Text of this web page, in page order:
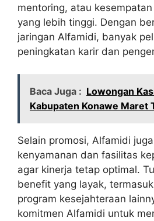
mentoring, atau
yang lebih tinggi. Dengan
jaringan Alfamidi, banyak
peningkatan karir dan
Baca Juga : Lowongan
Kabupaten Konawe Maret
Selain promosi, Alfamidi
kenyamanan dan fasilitas
agar kinerja tetap optimal.
benefit yang layak,
program kesejahteraan
komitmen Alfamidi untuk